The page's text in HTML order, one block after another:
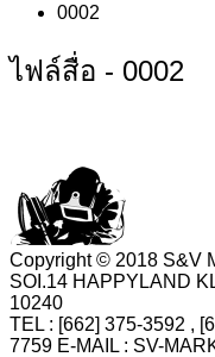
0002
ไฟล์สื่อ - 0002
Copyright © 2018 S&V
SOI.14 HAPPYLAND
10240
TEL : [662] 375-3592 ,
7759 E-MAIL : SV-